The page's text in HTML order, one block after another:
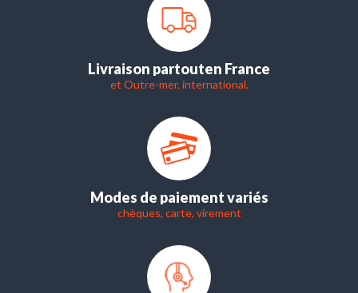
Livraison partouten France
et Outre-mer, international.
Modes de paiement variés
chèques, carte, virement